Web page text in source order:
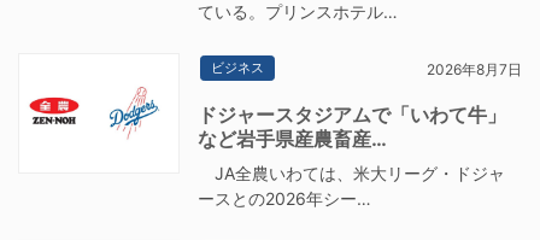
ている。プリンスホテル…
ビジネス 2026年8月7日
ドジャースタジアムで「いわて牛」
など岩手県産農畜産…
JA全農いわては、米大リーグ・ドジャ
ースとの2026年シー…